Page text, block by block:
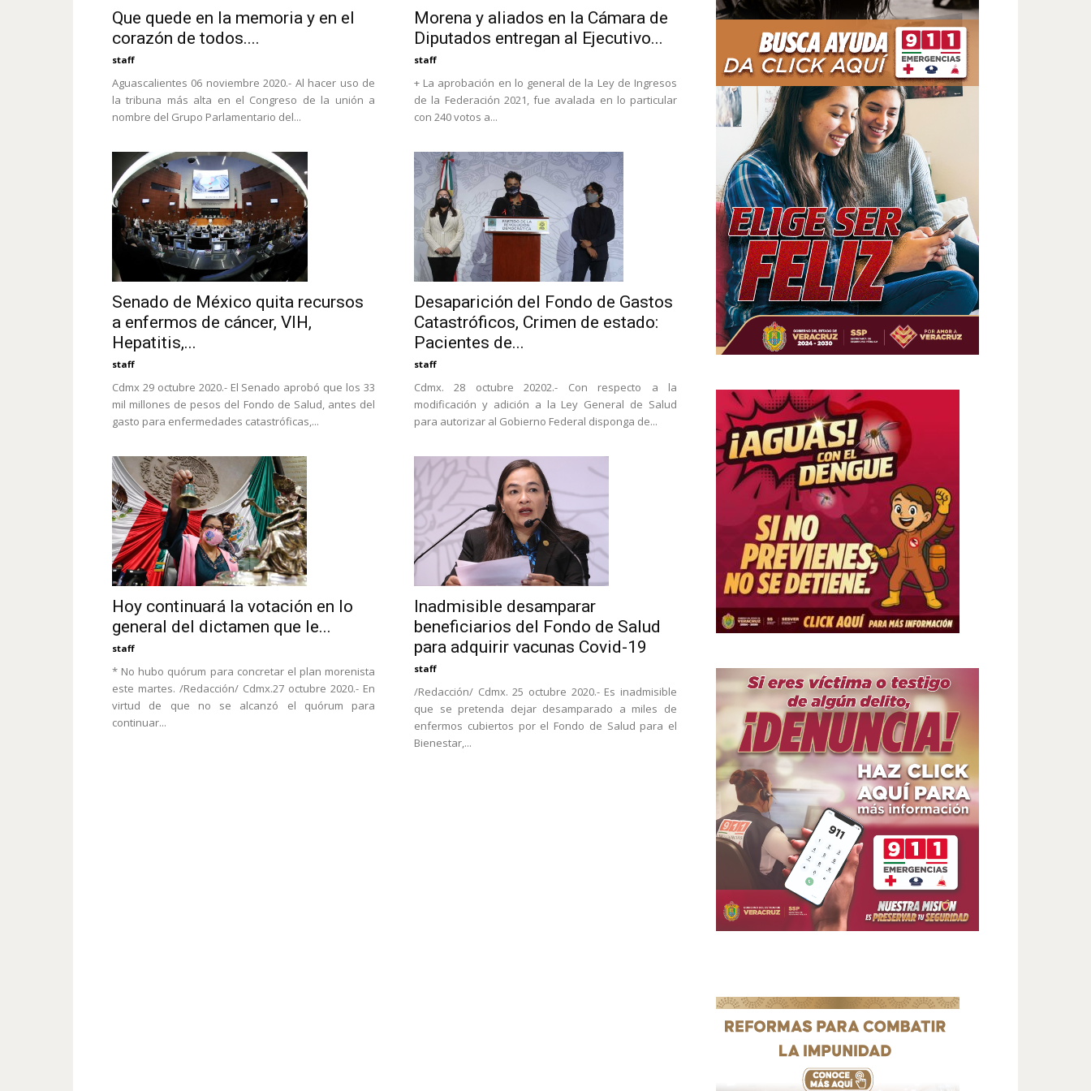
Que quede en la memoria y en el
corazón de todos....
staff
Aguascalientes 06 noviembre 2020.- Al hacer uso de
la tribuna más alta en el Congreso de la unión a
nombre del Grupo Parlamentario del...
Morena y aliados en la Cámara de
Diputados entregan al Ejecutivo...
staff
+ La aprobación en lo general de la Ley de Ingresos
de la Federación 2021, fue avalada en lo particular
con 240 votos a...
Senado de México quita recursos
a enfermos de cáncer, VIH,
Hepatitis,...
staff
Cdmx 29 octubre 2020.- El Senado aprobó que los 33
mil millones de pesos del Fondo de Salud, antes del
gasto para enfermedades catastróficas,...
Desaparición del Fondo de Gastos
Catastróficos, Crimen de estado:
Pacientes de...
staff
Cdmx. 28 octubre 20202.- Con respecto a la
modificación y adición a la Ley General de Salud
para autorizar al Gobierno Federal disponga de...
Hoy continuará la votación en lo
general del dictamen que le...
staff
* No hubo quórum para concretar el plan morenista
este martes. /Redacción/ Cdmx.27 octubre 2020.- En
virtud de que no se alcanzó el quórum para
continuar...
Inadmisible desamparar
beneficiarios del Fondo de Salud
para adquirir vacunas Covid-19
staff
/Redacción/ Cdmx. 25 octubre 2020.- Es inadmisible
que se pretenda dejar desamparado a miles de
enfermos cubiertos por el Fondo de Salud para el
Bienestar,...